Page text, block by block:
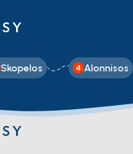
Skopelos 4 Alonnisos